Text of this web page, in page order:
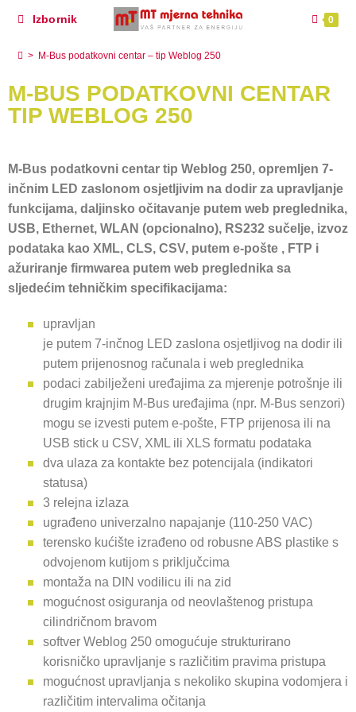
Izbornik 0
> M-Bus podatkovni centar – tip Weblog 250
M-BUS PODATKOVNI CENTAR
TIP WEBLOG 250
M-Bus podatkovni centar tip Weblog 250, opremljen 7-
inčnim LED zaslonom osjetljivim na dodir za upravljanje
funkcijama, daljinsko očitavanje putem web preglednika,
USB, Ethernet, WLAN (opcionalno), RS232 sučelje, izvoz
podataka kao XML, CLS, CSV, putem e-pošte , FTP i
ažuriranje firmwarea putem web preglednika sa
sljedećim tehničkim specifikacijama:
upravljan
je putem 7-inčnog LED zaslona osjetljivog na dodir ili
putem prijenosnog računala i web preglednika
podaci zabilježeni uređajima za mjerenje potrošnje ili
drugim krajnjim M-Bus uređajima (npr. M-Bus senzori)
mogu se izvesti putem e-pošte, FTP prijenosa ili na
USB stick u CSV, XML ili XLS formatu podataka
dva ulaza za kontakte bez potencijala (indikatori
statusa)
3 relejna izlaza
ugrađeno univerzalno napajanje (110-250 VAC)
terensko kućište izrađeno od robusne ABS plastike s
odvojenom kutijom s priključcima
montaža na DIN vodilicu ili na zid
mogućnost osiguranja od neovlaštenog pristupa
cilindričnom bravom
softver Weblog 250 omogućuje strukturirano
korisničko upravljanje s različitim pravima pristupa
mogućnost upravljanja s nekoliko skupina vodomjera i
različitim intervalima očitanja